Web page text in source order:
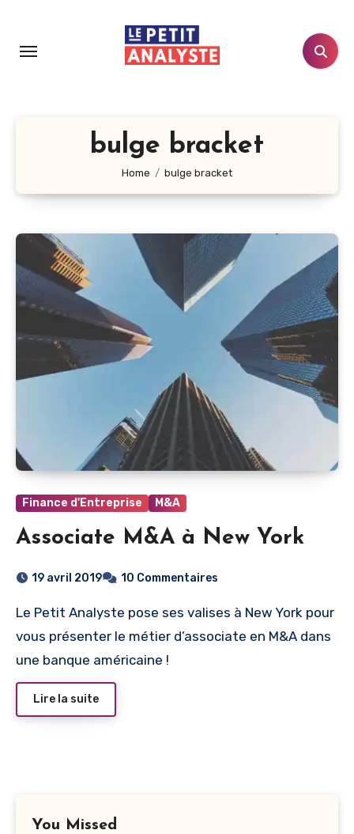
contenu
bulge bracket
Home bulge bracket
Finance d'Entreprise M&A
Associate M&A à New York
19 avril 2019 10 Commentaires
Le Petit Analyste pose ses valises à New York pour
vous présenter le métier d’associate en M&A dans
une banque américaine !
Lire la suite
You Missed